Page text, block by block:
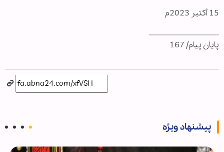
15 أكتبر 2023م
...................................
پایان پیام/ 167
پیشنهاد ویژه